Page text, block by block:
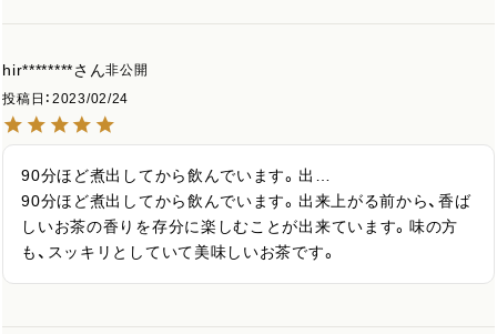
hir********
非公開
投稿日
2023/02/24
90分ほど煮出してから飲んでいます。出…
90分ほど煮出してから飲んでいます。出来上がる前から、香ば
しいお茶の香りを存分に楽しむことが出来ています。味の方
も、スッキリとしていて美味しいお茶です。